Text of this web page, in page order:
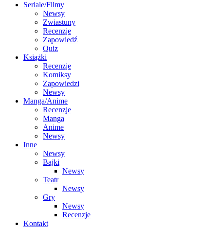
Seriale/Filmy
Newsy
Zwiastuny
Recenzje
Zapowiedź
Quiz
Książki
Recenzje
Komiksy
Zapowiedzi
Newsy
Manga/Anime
Recenzje
Manga
Anime
Newsy
Inne
Newsy
Bajki
Newsy
Teatr
Newsy
Gry
Newsy
Recenzje
Kontakt